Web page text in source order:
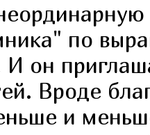
по
он
Вроде
и